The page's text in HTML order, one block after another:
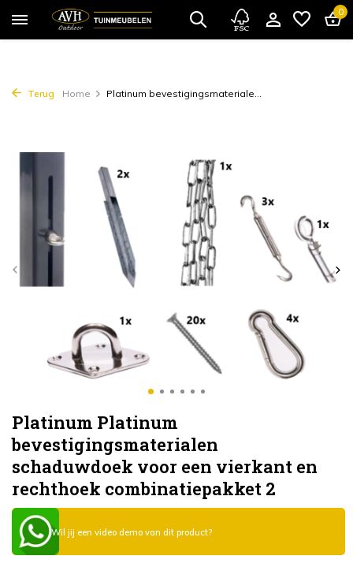
0
Terug Home Platinum bevestigingsmateriale...
Platinum Platinum
bevestigingsmaterialen
schaduwdoek voor een vierkant en
rechthoek combinatiepakket 2
Wil jij een video demo van dit product?